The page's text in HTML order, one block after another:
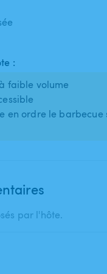
:
faible volume
en ordre le barbecue
par l'hôte.